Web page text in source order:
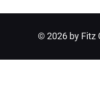
© 2026 by Fitz